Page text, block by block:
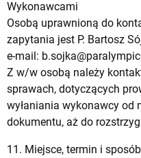
Wykonawcami
Osobą uprawnioną do
zapytania jest P. Bartosz
e-mail:
Z w/w osobą należy
sprawach, dotyczących
wyłaniania wykonawcy od
dokumentu, aż do
11. Miejsce, termin i